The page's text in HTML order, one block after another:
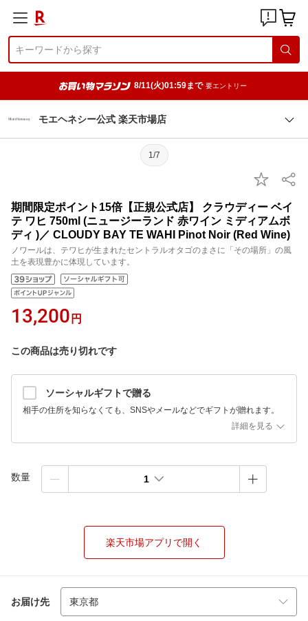
8/11(火)01:59まで 要エントリー
モエヘネシー公式 楽天市場店
1/7
期間限定ポイント15倍【正規公式店】 クラウディー ベイ
テ ワヒ 750ml (ニュージーランド 赤ワイン ミディアムボ
ディ )／ CLOUDY BAY TE WAHI Pinot Noir (Red Wine)
ノワールは、テワヒが生まれたセントラルオタゴのまさに「その場所」の風
土を表現豊かに体現しています。
13,200 円
この商品は売り切れです
ソーシャルギフトで贈る
相手の住所を知らなくても、SNSやメールなどでギフトが贈れます。
詳細を見る
数量 1
楽天市場アプリで開く
お届け先